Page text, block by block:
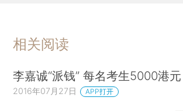
相关阅读
李嘉诚“派钱” 每名考生5000港元
2016年07月27日 APP打开